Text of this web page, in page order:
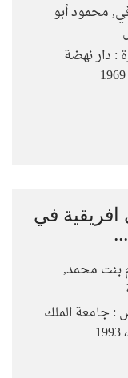
محمود أبو
: دار نهضة
افريقية في
بنت محمد,
: جامعة الملك